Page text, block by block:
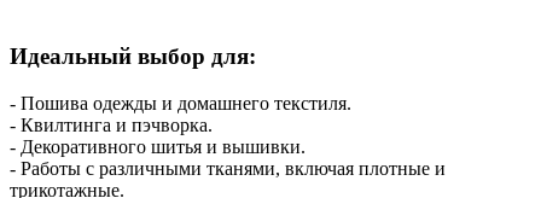
Идеальный выбор для:
- Пошива одежды и домашнего текстиля.
- Квилтинга и пэчворка.
- Декоративного шитья и вышивки.
- Работы с различными тканями, включая плотные и
трикотажные.